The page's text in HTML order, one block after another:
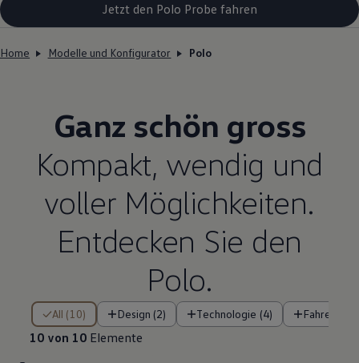
Jetzt den Polo Probe fahren
Home Modelle und Konfigurator Polo
Ganz schön gross
Kompakt, wendig und
voller Möglichkeiten.
Entdecken Sie den
Polo.
All (10) Design (2) Technologie (4)
10 von 10 Elemente
10 von 10 Elemente